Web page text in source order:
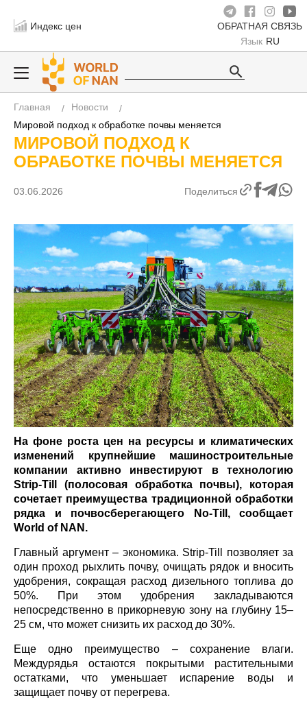
Индекс цен ОБРАТНАЯ СВЯЗЬ
Язык RU
Главная
Новости
Мировой подход к обработке почвы меняется
МИРОВОЙ ПОДХОД К ОБРАБОТКЕ
ПОЧВЫ МЕНЯЕТСЯ
03.06.2026 Поделиться
На фоне роста цен на ресурсы и климатических
изменений крупнейшие машиностроительные
компании активно инвестируют в технологию
Strip-Till (полосовая обработка почвы), которая
сочетает преимущества традиционной
обработки рядка и почвосберегающего No-Till,
сообщаетWorld
Главный аргумент – экономика. Strip-Till позволяет за
один проход рыхлить почву, очищать рядок и вносить
удобрения, сокращая расход дизельного топлива до
50%. При этом удобрения закладываются
непосредственно в прикорневую зону на глубину 15–25
см, что может снизить их расход до 30%.
Еще одно преимущество – сохранение влаги.
Междурядья остаются покрытыми растительными
остатками, что уменьшает испарение воды и
защищает почву от перегрева.